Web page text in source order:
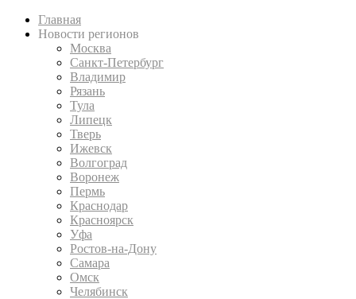
Главная
Новости регионов
Москва
Санкт-Петербург
Владимир
Рязань
Тула
Липецк
Тверь
Ижевск
Волгоград
Воронеж
Пермь
Краснодар
Красноярск
Уфа
Ростов-на-Дону
Самара
Омск
Челябинск